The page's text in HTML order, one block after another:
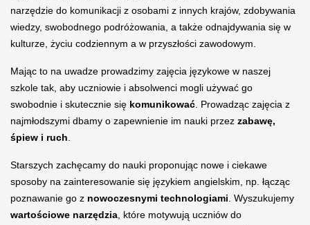
narzędzie do komunikacji z osobami z innych krajów, zdobywania
wiedzy, swobodnego podróżowania, a także odnajdywania się w
kulturze, życiu codziennym a w przyszłości zawodowym.
Mając to na uwadze prowadzimy zajęcia językowe w naszej
szkole tak, aby uczniowie i absolwenci mogli używać go
swobodnie i skutecznie się komunikować . Prowadząc zajęcia z
najmłodszymi dbamy o zapewnienie im nauki przez zabawę,
śpiew i ruch
Starszych zachęcamy do nauki proponując nowe i ciekawe
sposoby na zainteresowanie się językiem angielskim, np. łącząc
poznawanie go z nowoczesnymi technologiami . Wyszukujemy
wartościowe narzędzia , które motywują uczniów do